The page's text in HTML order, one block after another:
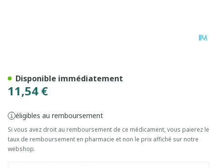
11,54 €
éligibles au remboursement
Si vous avez droit au remboursement de ce médicament, vous paierez le
taux de remboursement en pharmacie et non le prix affiché sur notre
webshop.
Disponible immédiatement